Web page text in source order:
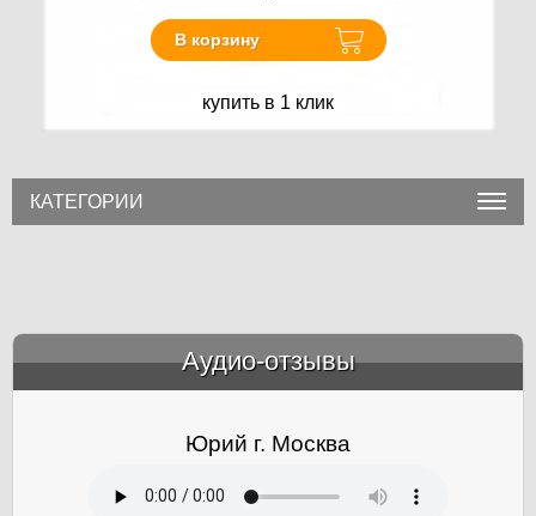
В корзину
купить в 1 клик
КАТЕГОРИИ
Аудио-отзывы
Юрий г. Москва